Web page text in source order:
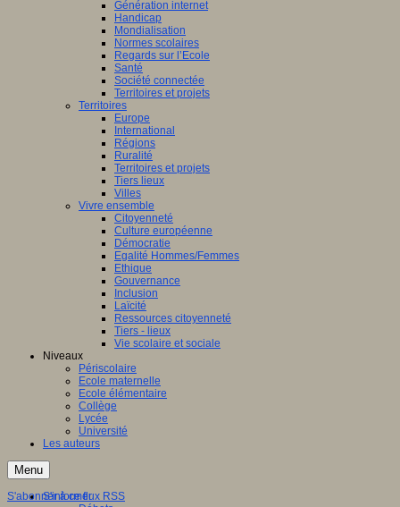
Génération internet
Handicap
Mondialisation
Normes scolaires
Regards sur l’Ecole
Santé
Société connectée
Territoires et projets
Territoires
Europe
International
Régions
Ruralité
Territoires et projets
Tiers lieux
Villes
Vivre ensemble
Citoyenneté
Culture européenne
Démocratie
Egalité Hommes/Femmes
Ethique
Gouvernance
Inclusion
Laïcité
Ressources citoyenneté
Tiers - lieux
Vie scolaire et sociale
Niveaux
Périscolaire
Ecole maternelle
Ecole élémentaire
Collège
Lycée
Université
Les auteurs
Menu
S'informer
S'abonner à ce flux RSS